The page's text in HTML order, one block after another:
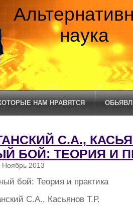
наука
НАМ НРАВЯТСЯ
С.А.,
БОЙ: ТЕОРИЯ И
Ноябрь 2013
бой: Теория и практика
С.А., Касьянов Т.Р.